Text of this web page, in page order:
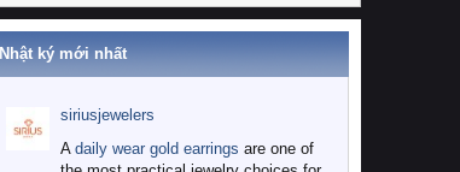
Nhật ký mới nhất
siriusjewelers
A daily wear gold earrings are one of